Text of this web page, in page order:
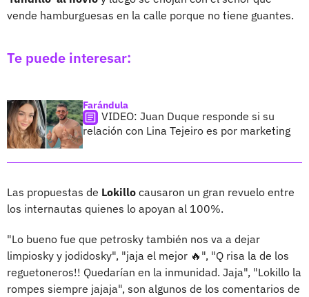
vende hamburguesas en la calle porque no tiene guantes.
Te puede interesar:
Farándula
VIDEO: Juan Duque responde si su
relación con Lina Tejeiro es por marketing
Las propuestas de Lokillo causaron un gran revuelo entre
los internautas quienes lo apoyan al 100%.
"Lo bueno fue que petrosky también nos va a dejar
limpiosky y jodidosky", "jaja el mejor 🔥", "Q risa la de los
reguetoneros!! Quedarían en la inmunidad. Jaja", "Lokillo la
rompes siempre jajaja", son algunos de los comentarios de